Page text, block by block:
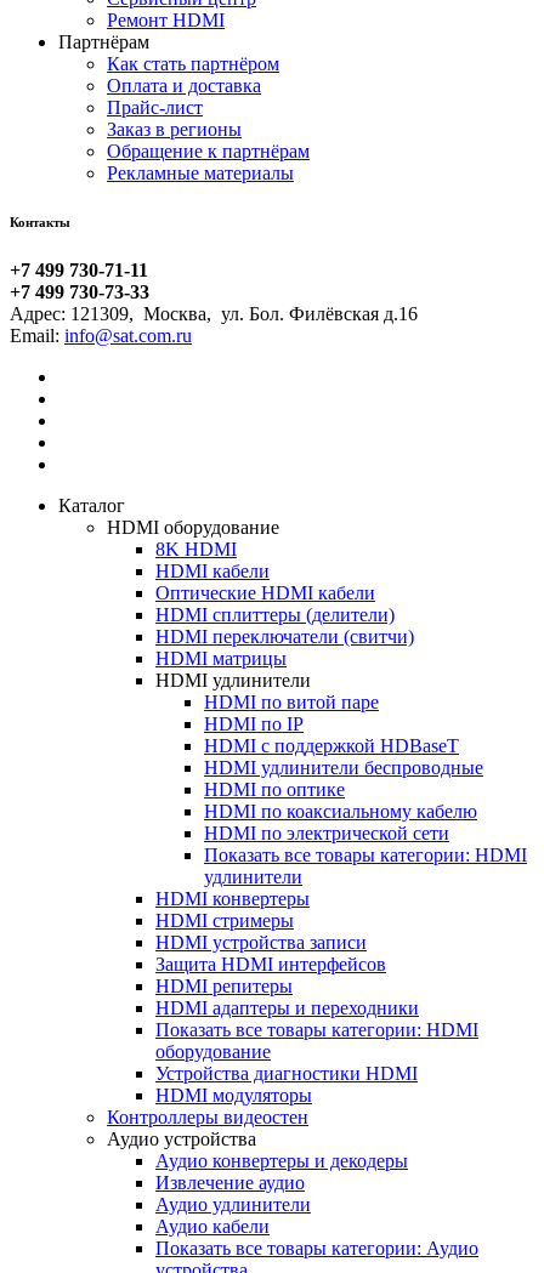
Ремонт HDMI
Партнёрам
Как стать партнёром
Оплата и доставка
Прайс-лист
Заказ в регионы
Обращение к партнёрам
Рекламные материалы
Контакты
+7 499 730-71-11
+7 499 730-73-33
Адрес: 121309, Москва, ул. Бол. Филёвская д.16
Email:
Каталог
HDMI оборудование
8K HDMI
HDMI кабели
Оптические HDMI кабели
HDMI сплиттеры (делители)
HDMI переключатели (свитчи)
HDMI матрицы
HDMI удлинители
HDMI по витой паре
HDMI по IP
HDMI с поддержкой HDBaseT
HDMI удлинители беспроводные
HDMI по оптике
HDMI по коаксиальному кабелю
HDMI по электрической сети
Показать все товары категории: HDMI
удлинители
HDMI конвертеры
HDMI стримеры
HDMI устройства записи
Защита HDMI интерфейсов
HDMI репитеры
HDMI адаптеры и переходники
Показать все товары категории: HDMI
оборудование
Устройства диагностики HDMI
HDMI модуляторы
Контроллеры видеостен
Аудио устройства
Аудио конвертеры и декодеры
Извлечение аудио
Аудио удлинители
Аудио кабели
Показать все товары категории: Аудио